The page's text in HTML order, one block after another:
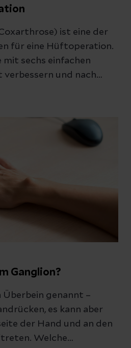
ist eine der
für eine Hüftoperation.
mit sechs einfachen
und nach
mobil werden können.
Ganglion?
Überbein genannt –
es kann aber
der Hand und an den
Welche